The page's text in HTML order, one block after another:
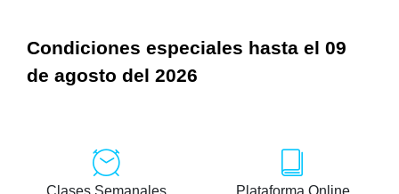
Condiciones especiales hasta el 09
de agosto del 2026
Clases Semanales Plataforma Online